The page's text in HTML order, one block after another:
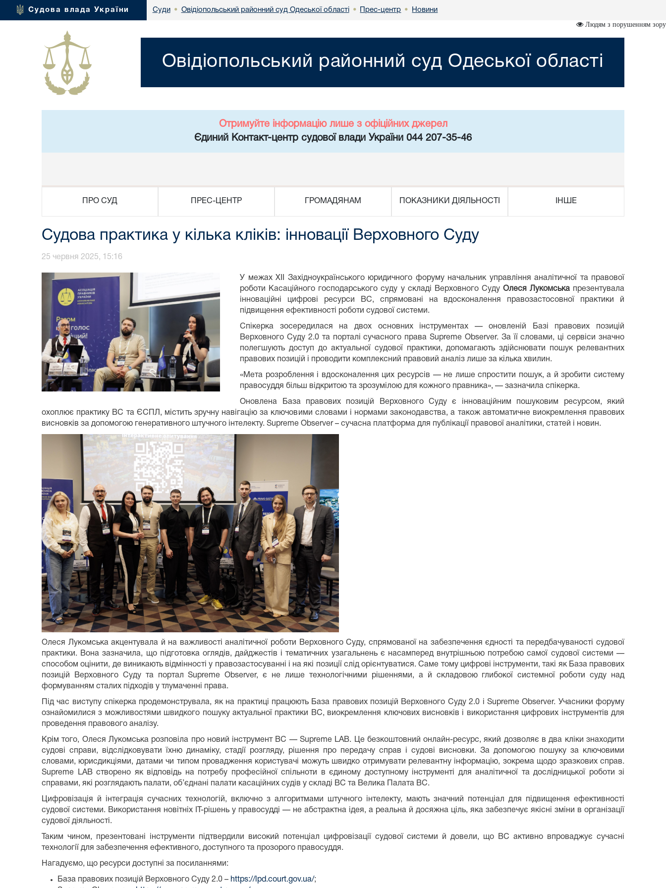
Судова влада України Суди • Овідіопольський районний суд Одеської області • Прес-центр • Новини
Людям з порушенням зору
Овідіопольський районний суд Одеської області
Отримуйте інформацію лише з офіційних джерел
Єдиний Контакт-центр судової влади України 044 207-35-46
ПРО СУД ПРЕС-ЦЕНТР ГРОМАДЯНАМ ПОКАЗНИКИ ДІЯЛЬНОСТІ ІНШЕ
Судова практика у кілька кліків: інновації Верховного Суду
25 червня 2025, 15:16
У межах XII Західноукраїнського юридичного форуму начальник управління аналітичної та правової
роботи Касаційного господарського суду у складі Верховного Суду Олеся Лукомськапрезентувала
інноваційні цифрові ресурси ВС, спрямовані на вдосконалення правозастосовної практики й
підвищення ефективності роботи судової системи.
Спікерка зосередилася на двох основних інструментах — оновленій Базі правових позицій
Верховного Суду 2.0 та порталі сучасного права Supreme Observer. За її словами, ці сервіси значно
полегшують доступ до актуальної судової практики, допомагають здійснювати пошук релевантних
правових позицій і проводити комплексний правовий аналіз лише за кілька хвилин.
«Мета розроблення і вдосконалення цих ресурсів — не лише спростити пошук, а й зробити систему
правосуддя більш відкритою та зрозумілою для кожного правника», — зазначила спікерка.
Оновлена База правових позицій Верховного Суду є інноваційним пошуковим ресурсом, який
охоплює практику ВС та ЄСПЛ, містить зручну навігацію за ключовими словами і нормами законодавства, а також автоматичне виокремлення правових
висновків за допомогою генеративного штучного інтелекту. Supreme Observer – сучасна платформа для публікації правової аналітики, статей і новин.
Олеся Лукомська акцентувала й на важливості аналітичної роботи Верховного Суду, спрямованої на забезпечення єдності та передбачуваності судової
практики. Вона зазначила, що підготовка оглядів, дайджестів і тематичних узагальнень є насамперед внутрішньою потребою самої судової системи —
способом оцінити, де виникають відмінності у правозастосуванні і на які позиції слід орієнтуватися. Саме тому цифрові інструменти, такі як База правових
позицій Верховного Суду та портал Supreme Observer, є не лише технологічними рішеннями, а й складовою глибокої системної роботи суду над
формуванням сталих підходів у тлумаченні права.
Під час виступу спікерка продемонструвала, як на практиці працюють База правових позицій Верховного Суду 2.0 і Supreme Observer. Учасники форуму
ознайомилися з можливостями швидкого пошуку актуальної практики ВС, виокремлення ключових висновків і використання цифрових інструментів для
проведення правового аналізу.
Крім того, Олеся Лукомська розповіла про новий інструмент ВС — Supreme LAB. Це безкоштовний онлайн-ресурс, який дозволяє в два кліки знаходити
судові справи, відслідковувати їхню динаміку, стадії розгляду, рішення про передачу справ і судові висновки. За допомогою пошуку за ключовими
словами, юрисдикціями, датами чи типом провадження користувачі можуть швидко отримувати релевантну інформацію, зокрема щодо зразкових справ.
Supreme LAB створено як відповідь на потребу професійної спільноти в єдиному доступному інструменті для аналітичної та дослідницької роботи зі
справами, які розглядають палати, об’єднані палати касаційних судів у складі ВС та Велика Палата ВС.
Цифровізація й інтеграція сучасних технологій, включно з алгоритмами штучного інтелекту, мають значний потенціал для підвищення ефективності
судової системи. Використання новітніх ІТ-рішень у правосудді — не абстрактна ідея, а реальна й досяжна ціль, яка забезпечує якісні зміни в організації
судової діяльності.
Таким чином, презентовані інструменти підтвердили високий потенціал цифровізації судової системи й довели, що ВС активно впроваджує сучасні
технології для забезпечення ефективного, доступного та прозорого правосуддя.
Нагадуємо, що ресурси доступні за посиланнями:
База правових позицій Верховного Суду 2.0 – https://lpd.court.gov.ua/;